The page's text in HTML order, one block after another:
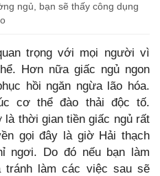
ngủ, bạn sẽ thấy công dụng
trọng với mọi người vì
Hơn nữa giấc ngủ ngon
hồi ngăn ngừa lão hóa.
cơ thể đào thải độc tố.
là thời gian tiền giấc ngủ rất
gọi đây là giờ Hải thạch
ngơi. Do đó nếu bạn làm
làm các việc sau sẽ